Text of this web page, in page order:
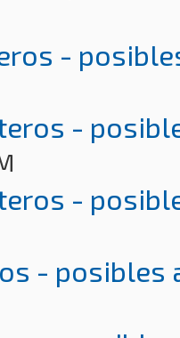
-
-
-
- posibles